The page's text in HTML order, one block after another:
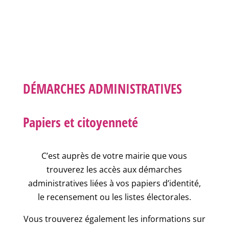
DÉMARCHES ADMINISTRATIVES
Papiers et citoyenneté
C’est auprès de votre mairie que vous
trouverez les accès aux démarches
administratives liées à vos papiers d’identité,
le recensement ou les listes électorales.
Vous trouverez également les informations sur